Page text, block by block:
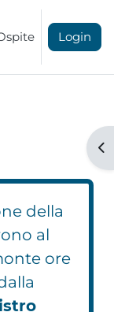
Login
della
al
ore